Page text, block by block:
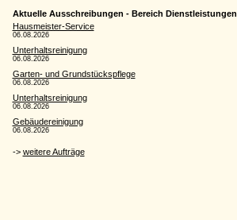
Aktuelle Ausschreibungen - Bereich Dienstleistungen
Hausmeister-Service
06.08.2026
Unterhaltsreinigung
06.08.2026
Garten- und Grundstückspflege
06.08.2026
Unterhaltsreinigung
06.08.2026
Gebäudereinigung
06.08.2026
-> weitere Aufträge